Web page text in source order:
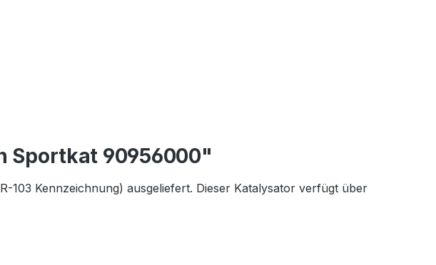
Sportkat 90956000"
Kennzeichnung) ausgeliefert. Dieser Katalysator verfügt über